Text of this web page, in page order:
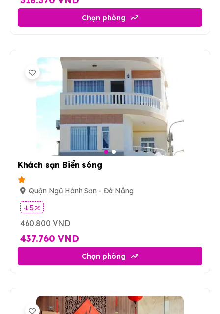
Chọn phòng
Khách sạn Biển sóng
Quận Ngũ Hành Sơn - Đà Nẵng
5 %
460.800 VND
437.760 VND
Chọn phòng